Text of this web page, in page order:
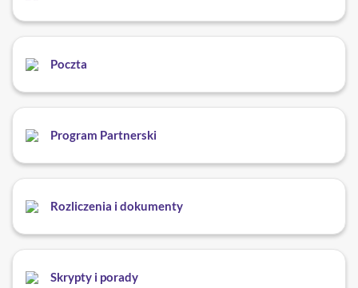
Poczta
Program Partnerski
Rozliczenia i dokumenty
Skrypty i porady